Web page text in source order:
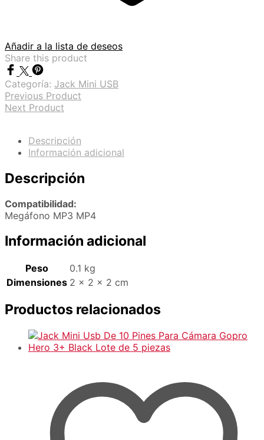
Añadir a la lista de deseos
Share this product
Categoría: Jack Mini USB
Previous Product
Next Product
Descripción
Información adicional
Descripción
Compatibilidad:
Megáfono MP3 MP4
Información adicional
Peso
0.1 kg
Dimensiones 2 × 2 × 2 cm
Productos relacionados